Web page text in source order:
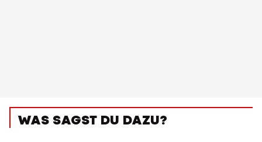
WAS SAGST DU DAZU?